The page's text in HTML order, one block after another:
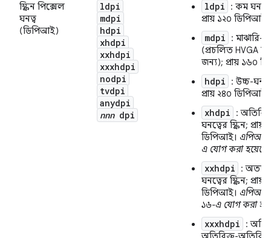
স্ক্রিন পিক্সেল
ঘনত্ব
(ডিপিআই)
ldpi
mdpi
hdpi
xhdpi
xxhdpi
xxxhdpi
nodpi
tvdpi
anydpi
nnndpi
ldpi
: কম
প্রায় ১২০ ডিপিআই।
mdpi
: মাঝারি-
(প্রচলিত HVGA
জন্য); প্রায় ১৬০
hdpi
: উচ্চ-
প্রায় ২৪০ ডিপিআই।
xhdpi
:
ঘনত্বের স্ক্রিন; প্রায়
ডিপিআই। এপিআই
এ যোগ করা হয়েছে।
xxhdpi
:
ঘনত্বের স্ক্রিন; প্রায়
ডিপিআই। এপিআই
১৬-এ যোগ করা
xxxhdpi
: